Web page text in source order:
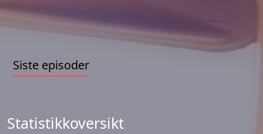
Siste episoder
Statistikkoversikt